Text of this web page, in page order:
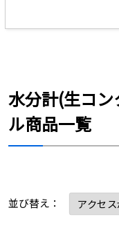
水分計(生コ
ル商品一覧
並び替え：